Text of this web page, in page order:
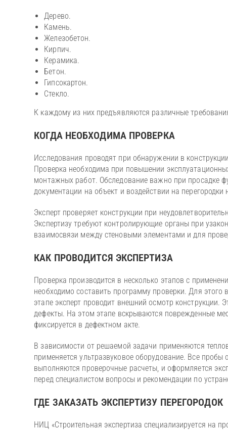
Дерево.
Камень.
Железобетон.
Кирпич.
Керамика.
Бетон.
Гипсокартон.
Стекло.
К каждому из них предъявляются различные
КОГДА НЕОБХОДИМА ПРОВЕРКА
Исследования проводят при обнаружении в
Проверка необходима при повышении
монтажных работ. Обследование важно при просадке
документации на объект и воздействии на перегородки
Эксперт проверяет конструкции при
Экспертизу требуют контролирующие органы при
взаимосвязи между стеновыми элементами и для
КАК ПРОВОДИТСЯ ЭКСПЕРТИЗА
Проверка производится в несколько этапов с
необходимо составить программу проверки. Для
этапе эксперт проводит внешний осмотр
дефекты. На этом этапе вскрываются поврежденные
фиксируется в дефектном акте.
В зависимости от решаемой задачи применяются
применяется ультразвуковое оборудование. Все
выполняются проверочные расчеты, и оформляется
перед специалистом вопросы и рекомендации по
ГДЕ ЗАКАЗАТЬ ЭКСПЕРТИЗУ ПЕРЕГОРОДОК
НИЦ «Строительная экспертиза специализируется на